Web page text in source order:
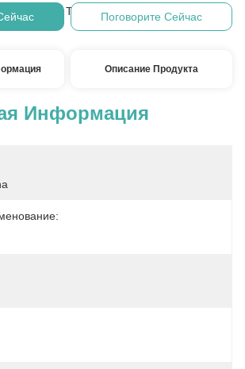
C, D/A, D/P, T/T, Western Union, MoneyGram
Поговорите Сейчас
Описание Продукта
Информация